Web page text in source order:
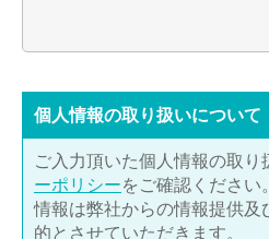
個⼈情報の取り扱いについて
ご入力頂いた個人情報の取り
ーポリシーをご確認ください
情報は弊社からの情報提供及
的とさせていただきます。